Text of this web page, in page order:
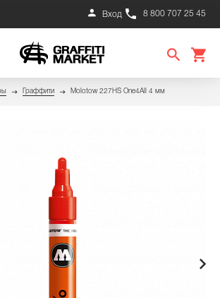
8 800 707 25 45
Вход
Граффити Molotow 227HS One4All 4 мм